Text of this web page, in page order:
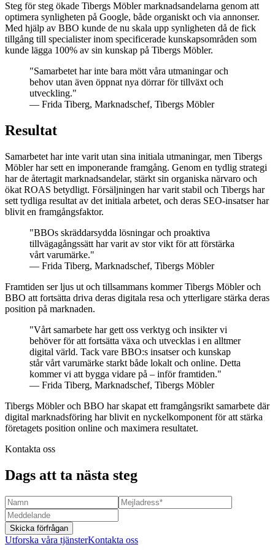
Steg för steg ökade Tibergs Möbler marknadsandelarna genom att
optimera synligheten på Google, både organiskt och via annonser.
Med hjälp av BBO kunde de nu skala upp synligheten då de fick
tillgång till specialister inom specificerade kunskapsområden som
kunde lägga 100% av sin kunskap på Tibergs Möbler.
"Samarbetet har inte bara mött våra utmaningar och
behov utan även öppnat nya dörrar för tillväxt och
utveckling."
— Frida Tiberg, Marknadschef, Tibergs Möbler
Resultat
Samarbetet har inte varit utan sina initiala utmaningar, men Tibergs
Möbler har sett en imponerande framgång. Genom en tydlig strategi
har de återtagit marknadsandelar, stärkt sin organiska närvaro och
ökat ROAS betydligt. Försäljningen har varit stabil och Tibergs har
sett tydliga resultat av det initiala arbetet, och deras SEO-insatser har
blivit en framgångsfaktor.
"BBOs skräddarsydda lösningar och proaktiva
tillvägagångssätt har varit av stor vikt för att förstärka
vårt varumärke."
— Frida Tiberg, Marknadschef, Tibergs Möbler
Framtiden ser ljus ut och tillsammans kommer Tibergs Möbler och
BBO att fortsätta driva deras digitala resa och ytterligare stärka deras
position på marknaden.
"Vårt samarbete har gett oss verktyg och insikter vi
behöver för att fortsätta växa och utvecklas i en alltmer
digital värld. Tack vare BBO:s insatser och kunskap
står vårt varumärke starkt både lokalt och online. Detta
kommer vi att bygga vidare på – inför framtiden."
— Frida Tiberg, Marknadschef, Tibergs Möbler
Tibergs Möbler och BBO har skapat ett framgångsrikt samarbete där
digital marknadsföring har blivit en nyckelkomponent för att stärka
företagets position online och maximera resultatet.
Kontakta oss
Dags att ta nästa steg
Skicka förfrågan
Utforska våra tjänsterKontakta oss